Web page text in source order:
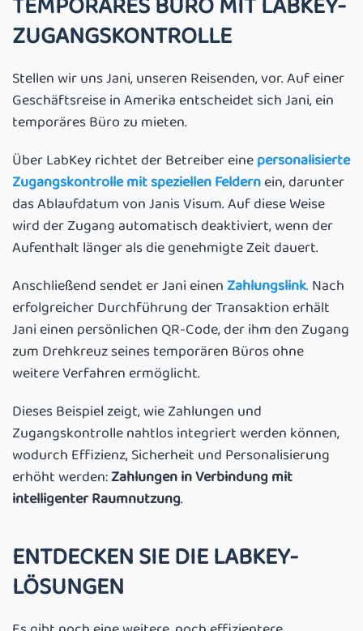
ZUGANGSKONTROLLE
Stellen wir uns Jani, unseren Reisenden, vor. Auf einer
Geschäftsreise in Amerika entscheidet sich Jani, ein
temporäres Büro zu mieten.
Über LabKey richtet der Betreiber einepersonalisierte
Zugangskontrolle mit speziellen Feldernein, darunter
das Ablaufdatum von Janis Visum. Auf diese Weise
wird der Zugang automatisch deaktiviert, wenn der
Aufenthalt länger als die genehmigte Zeit dauert.
Anschließend sendet er Jani einen Zahlungslink.Nach
erfolgreicher Durchführung der Transaktion erhält
Jani einen persönlichen QR-Code, der ihm den Zugang
zum Drehkreuz seines temporären Büros ohne
weitere Verfahren ermöglicht.
Dieses Beispiel zeigt, wie Zahlungen und
Zugangskontrolle nahtlos integriert werden können,
wodurch Effizienz, Sicherheit und Personalisierung
erhöht werden:Zahlungen in Verbindung mit
intelligenter Raumnutzung.
ENTDECKEN SIE DIE LABKEY-
LÖSUNGEN